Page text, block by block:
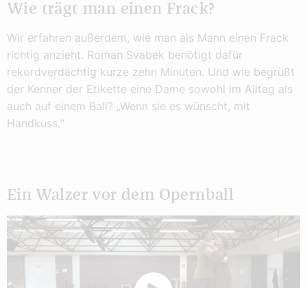
Wie trägt man einen Frack?
Wir erfahren außerdem, wie man als Mann einen Frack
richtig anzieht. Roman Svabek benötigt dafür
rekordverdächtig kurze zehn Minuten. Und wie begrüßt
der Kenner der Etikette eine Dame sowohl im Alltag als
auch auf einem Ball? „Wenn sie es wünscht, mit
Handkuss.“
Ein Walzer vor dem Opernball